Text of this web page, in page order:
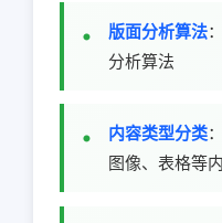
版面分析算法
分析算法
内容类型分类
图像、表格等